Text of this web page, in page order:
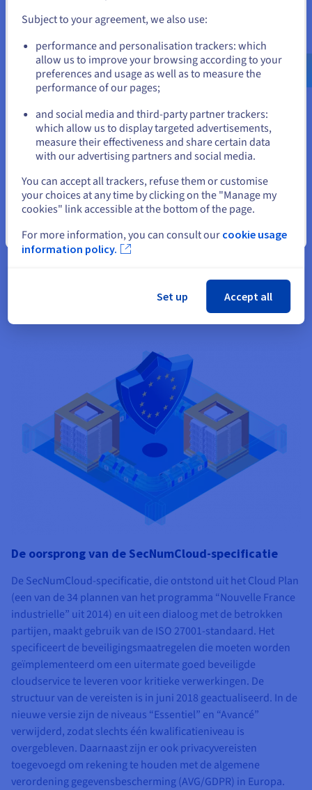
Deze sinds 2012 als ISO 27001-gecertificeerde service bestaat
infrastructuur, in de vorm van een VMware Software-Defined
Data Center (SDDC), met inbegrip van de functies vSphere,
vCenter, NSX en vROps. Klantgegevens zijn niet onderworpen
SAP HANA on Private Cloud met SecNumCloud-
kwalificatie
Dit nieuwe platform combineert SAP HANA-gecertificeerde
HCI-servers met onze VMware on OVHcloud-infrastructuur
met de SecNumCloud-kwalificatie. Dit zorgt voor veilige
hosting en voor eenvoudige implementatie van uw meest
kritieke SAP-omgevingen in een soevereine cloud.
Meer informatie over de SecNumCloud-gekwalificeerde
producten
De oorsprong van de SecNumCloud-specificatie
De SecNumCloud-specificatie, die ontstond uit het Cloud Plan
(een van de 34 plannen van het programma “Nouvelle France
industrielle” uit 2014) en uit een dialoog met de betrokken
partijen, maakt gebruik van de ISO 27001-standaard. Het
specificeert de beveiligingsmaatregelen die moeten worden
geïmplementeerd om een uitermate goed beveiligde
cloudservice te leveren voor kritieke verwerkingen. De
structuur van de vereisten is in juni 2018 geactualiseerd. In de
nieuwe versie zijn de niveaus “Essentiel” en “Avancé”
verwijderd, zodat slechts één kwalificatieniveau is
overgebleven. Daarnaast zijn er ook privacyvereisten
toegevoegd om rekening te houden met de algemene
verordening gegevensbescherming (AVG/GDPR) in Europa.
us.ovhcloud.com/
Engels USD - $
or
Blijf op de huidige website
Sluiten
Subject to your agreement, we also use:
performance and personalisation trackers: which
allow us to improve your browsing according to your
preferences and usage as well as to measure the
performance of our pages;
and social media and third-party partner trackers:
which allow us to display targeted advertisements,
measure their effectiveness and share certain data
with our advertising partners and social media.
You can accept all trackers, refuse them or customise
your choices at any time by clicking on the "Manage my
cookies" link accessible at the bottom of the page.
For more information, you can consult our cookie usage
information policy.
Set up Accept all